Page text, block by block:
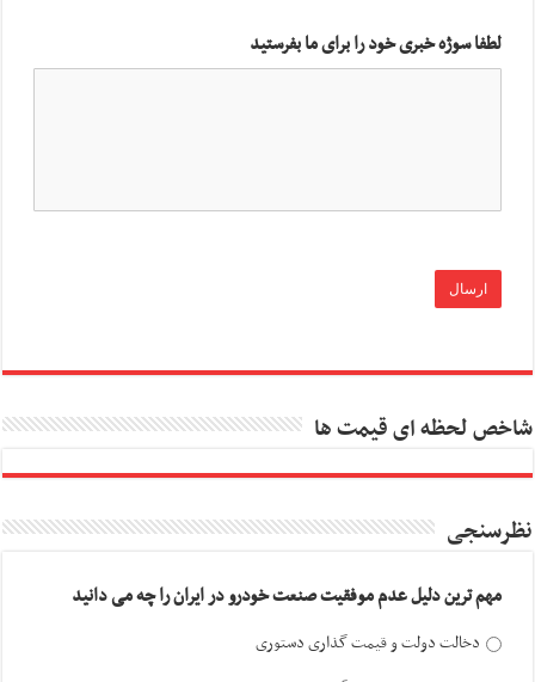
لطفا سوژه خبری خود را برای ما بفرستید
شاخص لحظه ای قیمت ها
نظرسنجی
مهم ترین دلیل عدم موفقیت صنعت خودرو در ایران را چه می دانید
دخالت دولت و قیمت گذاری دستوری